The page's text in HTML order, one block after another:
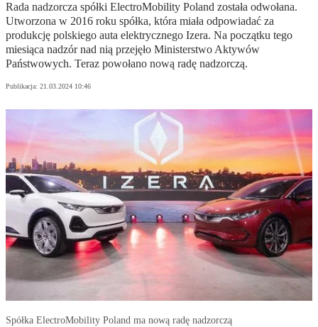
Rada nadzorcza spółki ElectroMobility Poland została odwołana.
Utworzona w 2016 roku spółka, która miała odpowiadać za
produkcję polskiego auta elektrycznego Izera. Na początku tego
miesiąca nadzór nad nią przejęło Ministerstwo Aktywów
Państwowych. Teraz powołano nową radę nadzorczą.
Publikacja: 21.03.2024 10:46
Spółka ElectroMobility Poland ma nową radę nadzorczą